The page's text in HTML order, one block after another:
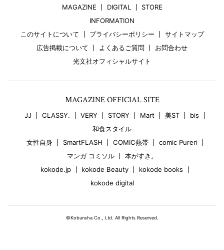
MAGAZINE DIGITAL
STORE
INFORMATION
このサイトについて
プライバシーポリシー
サイトマップ
広告掲載について
よくあるご質問
お問合わせ
光文社オフィシャルサイト
MAGAZINE OFFICIAL SITE
JJ CLASSY. VERY STORY Mart 美ST
bis
和食スタイル
女性自身
SmartFLASH COMIC熱帯
comic Pureri
マンガ コミソル
本がすき。
kokode.jp
kokode Beauty
kokode books
kokode digital
©Kobunsha Co., Ltd. All Rights Reserved.